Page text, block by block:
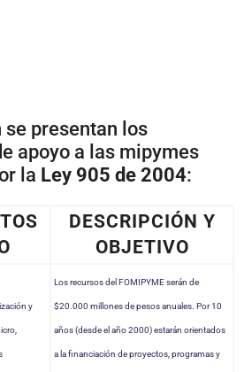
presentan los
apoyo a las mipymes
la Ley 905 de 2004:
DESCRIPCIÓN Y
OBJETIVO
y
Los recursos del FOMIPYME serán de
$20.000 millones de pesos anuales. Por 10
años (desde el año 2000) estarán orientados
a la financiación de proyectos, programas y